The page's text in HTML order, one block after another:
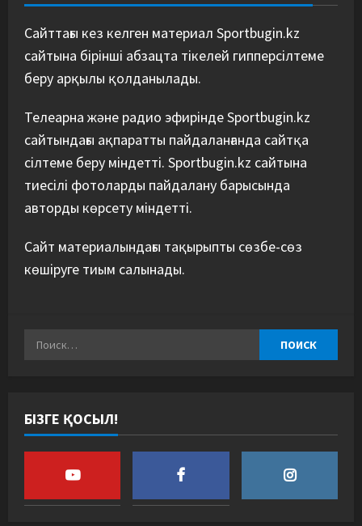
Сайттағы кез келген материал Sportbugin.kz
сайтына бірінші абзацта тікелей гипперсілтеме
беру арқылы қолданылады.
Телеарна және радио эфирінде Sportbugin.kz
сайтындағы ақпаратты пайдаланғанда сайтқа
сілтеме беру міндетті. Sportbugin.kz сайтына
тиесілі фотоларды пайдалану барысында
авторды көрсету міндетті.
Сайт материалындағы тақырыпты сөзбе-сөз
көшіруге тиым салынады.
БІЗГЕ ҚОСЫЛ!